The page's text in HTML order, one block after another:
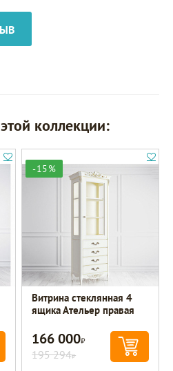
коллекции:
-15%
Витрина стеклянная 4
ящика Ательер правая
166 000Р
195 294Р